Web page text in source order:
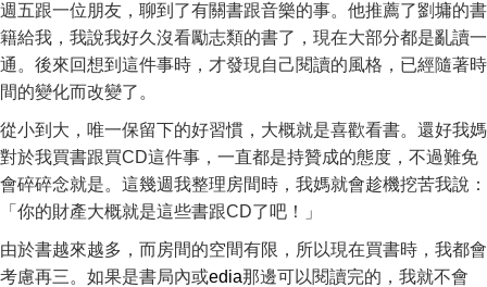
週五跟一位朋友，聊到了有關書跟音樂的事。他推薦了劉墉的書
籍給我，我說我好久沒看勵志類的書了，現在大部分都是亂讀一
通。後來回想到這件事時，才發現自己閱讀的風格，已經隨著時
間的變化而改變了。
從小到大，唯一保留下的好習慣，大概就是喜歡看書。還好我媽
對於我買書跟買CD這件事，一直都是持贊成的態度，不過難免
會碎碎念就是。這幾週我整理房間時，我媽就會趁機挖苦我說：
「你的財產大概就是這些書跟CD了吧！」
由於書越來越多，而房間的空間有限，所以現在買書時，我都會
考慮再三。如果是書局內或edia那邊可以閱讀完的，我就不會